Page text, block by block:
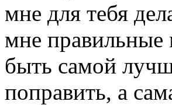
мне для тебя
мне правильные
быть самой
поправить, а